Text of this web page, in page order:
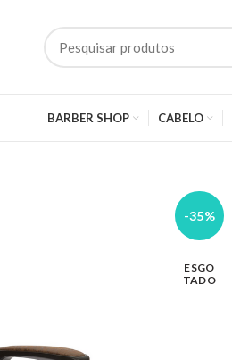
BARBER SHOP CABELO
-35%
ESGO
TADO